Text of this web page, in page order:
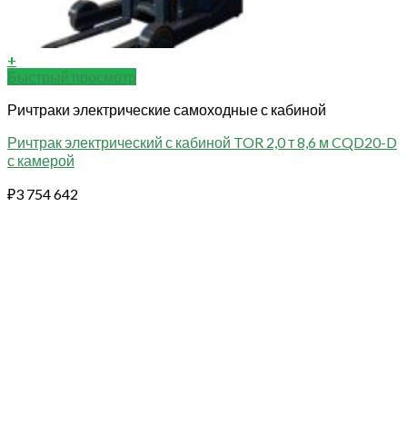
+
Быстрый просмотр
Ричтраки электрические самоходные с кабиной
Ричтрак электрический с кабиной TOR 2,0 т 8,6 м CQD20-D
с камерой
₽3 754 642